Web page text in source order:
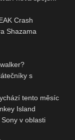
Crash
Shazama
s
tento měsíc
Island
v oblasti